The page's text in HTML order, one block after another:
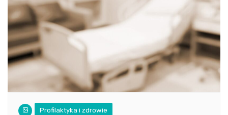
Profilaktyka i zdrowie